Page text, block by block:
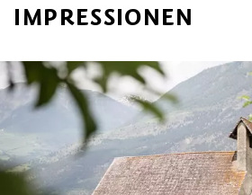
IMPRESSIONEN